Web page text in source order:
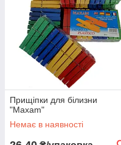
Прищіпки для білизни
"Maxam"
Немає в наявності